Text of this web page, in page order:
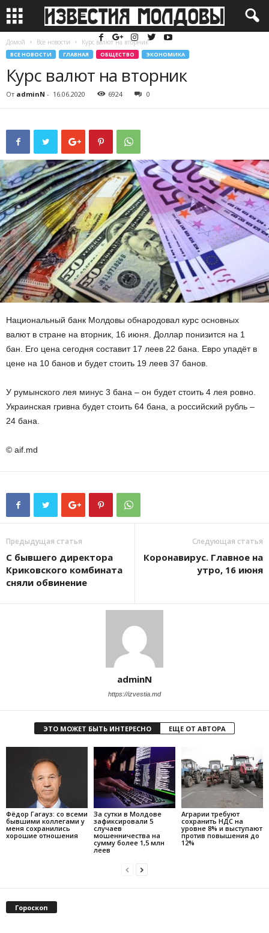
Домой Все новости Курс валют на вторник
ВСЕ НОВОСТИ ГЛАВНАЯ ОБЩЕСТВО ЭКОНОМИКА
Курс валют на вторник
От adminN - 16.06.2020 6924 0
Национальный банк Молдовы обнародовал курс основных
валют в стране на вторник, 16 июня. Доллар понизится на 1
бан. Его цена сегодня составит 17 леев 22 бана. Евро упадёт в
цене на 10 банов и будет стоить 19 леев 37 банов.
У румынского лея минус 3 бана – он будет стоить 4 лея ровно.
Украинская гривна будет стоить 64 бана, а российский рубль –
24 бана.
© aif.md
Предыдущая статья
С бывшего директора
Криковского комбината
сняли обвинение
Следующая статья
Коронавирус. Главное на
утро, 16 июня
adminN
https://izvestia.md
ЭТО МОЖЕТ БЫТЬ ИНТЕРЕСНО ЕЩЕ ОТ АВТОРА
Фёдор Гагауз: со всеми
бывшими коллегами у
меня сохранились
хорошие отношения
За сутки в Молдове
зафиксировали 5
случаев
мошенничества на
сумму более 1,5 млн
леев
Аграрии требуют
сохранить НДС на
уровне 8% и выступают
против повышения до
12%
Гороскоп